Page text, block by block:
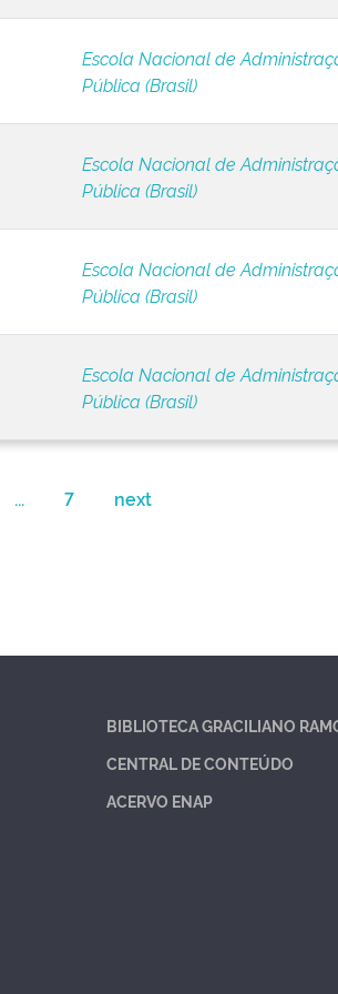
Escola Nacional de
Pública (Brasil)
Escola Nacional de
Pública (Brasil)
Escola Nacional de
Pública (Brasil)
Escola Nacional de
Pública (Brasil)
... 7 next
BIBLIOTECA GRACILIANO
CENTRAL DE CONTEÚDO
ACERVO ENAP